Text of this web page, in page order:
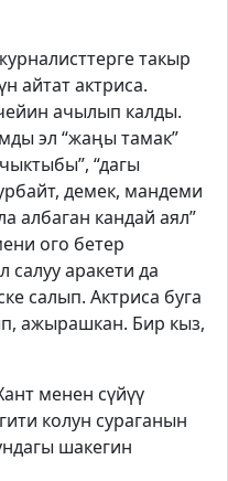
такыр
айтат актриса.
ачылып калды.
эл “жаңы тамак”
“дагы
демек, мандеми
албаган кандай аял”
ого бетер
салуу аракети да
салып. Актриса буга
ажырашкан. Бир кыз,
менен сүйүү
колун сураганын
шакегин